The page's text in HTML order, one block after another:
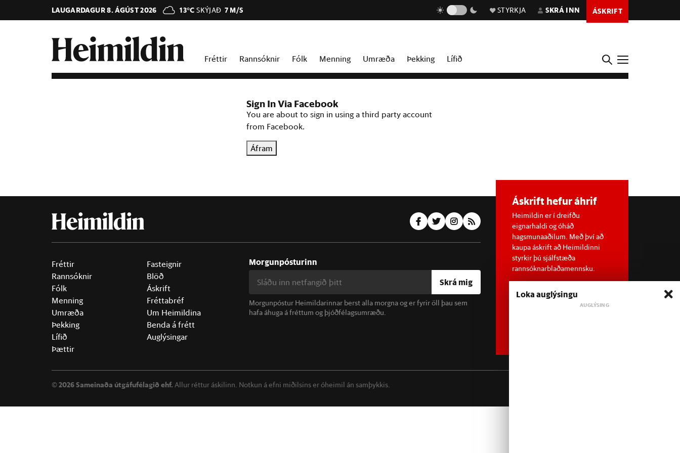
LAUGARDAGUR 8. ÁGÚST 2026 13°C SKÝJAÐ 7 M/S STYRKJA SKRÁ INN ÁSKRIFT
Fréttir Rannsóknir Fólk Menning Umræða Þekking Lífið
Sign In Via Facebook
You are about to sign in using a third party account
from Facebook.
Áfram
Fréttir
Rannsóknir
Fólk
Menning
Umræða
Þekking
Lífið
Þættir
Fasteignir
Blöð
Áskrift
Fréttabréf
Um Heimildina
Benda á frétt
Auglýsingar
Morgunpósturinn
Skrá mig
Morgunpóstur Heimildarinnar berst alla morgna og er fyrir öll þau sem
hafa áhuga á fréttum og þjóðfélagsumræðu.
Áskrift hefur áhrif
Heimildin er í dreifðu
eignarhaldi og óháð
hagsmunaaðilum. Með því að
kaupa áskrift að Heimildinni
styrkir þú sjálfstæða
rannsóknarblaðamennsku.
©2026 Sameinaða útgáfufélagið ehf. Allur réttur áskilinn. Notkun á efni miðilsins er óheimil án samþykkis.
Loka auglýsingu